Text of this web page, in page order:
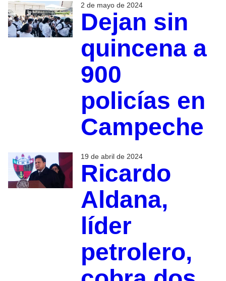
2 de mayo de 2024
Dejan sin
quincena a
900
policías en
Campeche
19 de abril de 2024
Ricardo
Aldana,
líder
petrolero,